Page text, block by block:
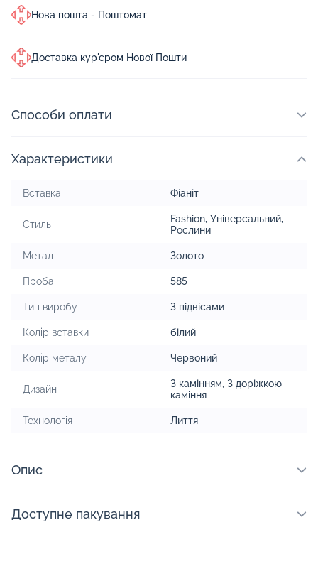
Нова пошта - Поштомат
Доставка кур'єром Нової Пошти
Способи оплати
Характеристики
Вставка Фіаніт
Стиль Fashion, Універсальний,
Рослини
Метал Золото
Проба 585
Тип виробу З підвісами
Колір вставки білий
Колір металу Червоний
Дизайн З камінням, З доріжкою
каміння
Технологія Лиття
Опис
Доступне пакування